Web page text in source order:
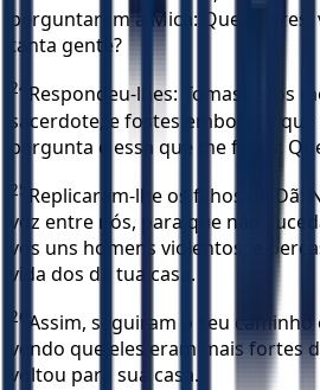
perguntaram a Mica: Que
tanta gente?
24 Respondeu-lhes: Tomastes os
sacerdote, e fostes embora, e
pergunta é essa que me fazes:
25 Replicaram-lhe os filhos de Dã:
voz entre nós, para que não
vós uns homens violentos, e
vida dos da tua casa.
26 Assim, seguiram o seu
vendo que eles eram mais fortes
voltou para sua casa.